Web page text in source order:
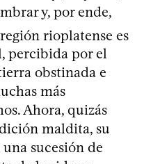
y, por ende,
rioplatense es
percibida por el
obstinada e
más
Ahora, quizás
maldita, su
sucesión de